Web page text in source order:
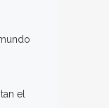
el